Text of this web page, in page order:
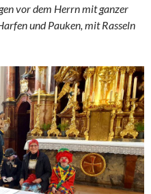
vor dem Herrn mit ganzer
und Pauken, mit Rasseln